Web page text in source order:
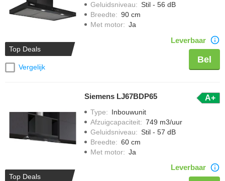
Top Deals
Vergelijk
Geluidsniveau: Stil - 56 dB
Breedte: 90 cm
Met motor: Ja
Leverbaar
Bel
Top Deals
Siemens LJ67BDP65 A+
Type: Inbouwunit
Afzuigcapaciteit: 749 m3/uur
Geluidsniveau: Stil - 57 dB
Breedte: 60 cm
Met motor: Ja
Leverbaar